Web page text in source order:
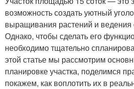
возможность создать уютный
выращивания растений и ведения
Однако, чтобы сделать его
необходимо тщательно
этой статье мы рассмотрим
планировке участка, поделимся
покажем, как воплотить их в